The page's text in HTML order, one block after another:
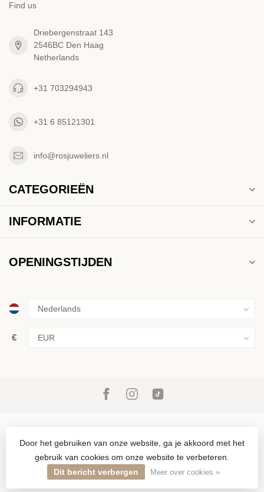
Find us
Driebergenstraat 143
2546BC Den Haag
Netherlands
+31 703294943
+31 6 85121301
info@rosjuweliers.nl
CATEGORIEËN
INFORMATIE
OPENINGSTIJDEN
€
© Copyright 2026 Inkoop & verkoop van goud, zilver en juwelen in
Den Haag sinds 1946
Door het gebruiken van onze website, ga je akkoord met het
gebruik van cookies om onze website te verbeteren.
Dit bericht verbergen
Meer over cookies »